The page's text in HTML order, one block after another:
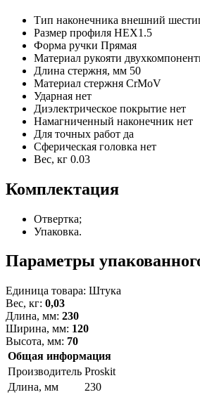
Тип наконечника внешний
Размер профиля HEX1.5
Форма ручки Прямая
Материал рукояти
Длина стержня, мм 50
Материал стержня CrMoV
Ударная нет
Диэлектрическое покрытие нет
Намагниченный наконечник нет
Для точных работ да
Сферическая головка нет
Вес, кг 0.03
Комплектация
Отвертка;
Упаковка.
Параметры
Единица товара: Штука
Вес, кг: 0,03
Длина, мм: 230
Ширина, мм: 120
Высота, мм: 70
Общая информация
Производитель Proskit
Длина, мм
230